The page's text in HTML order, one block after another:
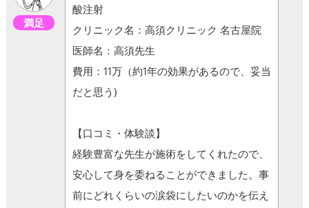
満足
酸注射
クリニック名：高須クリニック 名古屋院
医師名：高須先生
費用：11万（約1年の効果があるので、妥当
だと思う)
【口コミ・体験談】
経験豊富な先生が施術をしてくれたので、
安心して身を委ねることができました。事
前にどれくらいの涙袋にしたいのかを伝え